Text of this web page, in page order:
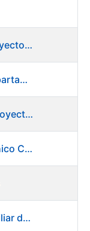
OE 08/20 Ingeniero auxiliar de proyectos en el departamento de Fábrica de Papel - Burgos
OE 04/20 Jefe de unidad en el Departamento de Fábrica de Papel - Burgos
OE 01/20 - Ingeniero Auxiliar de Proyectos
OE 16/19 Oficial 1ª Grabado mecánico CAD
OE 14/19 - Grabador Artístico Auxiliar de Originales. Departamento de Preimpresión